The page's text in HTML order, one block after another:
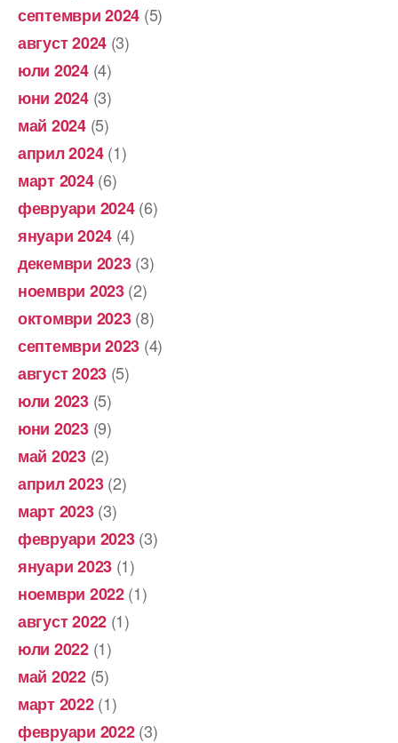
септември 2024 (5)
август 2024 (3)
юли 2024(4)
юни 2024(3)
май 2024(5)
април 2024(1)
март 2024(6)
февруари 2024(6)
януари 2024 (4)
декември 2023(3)
ноември 2023(2)
октомври 2023(8)
септември 2023 (4)
август 2023 (5)
юли 2023(5)
юни 2023(9)
май 2023(2)
април 2023(2)
март 2023(3)
февруари 2023(3)
януари 2023 (1)
ноември 2022(1)
август 2022 (1)
юли 2022(1)
май 2022(5)
март 2022(1)
февруари 2022(3)